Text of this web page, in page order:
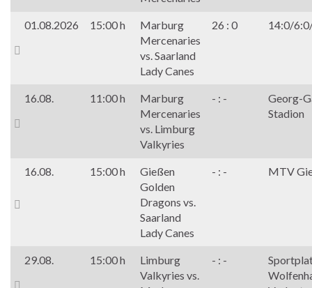
01.08.2026 15:00 h
Marburg
Mercenaries
vs. Saarland
Lady Canes
26 : 0 14:0/
16.08. 11:00 h
Marburg
Mercenaries
vs. Limburg
Valkyries
- : -
Georg-
Stadion
16.08. 15:00 h
Gießen
Golden
Dragons vs.
Saarland
Lady Canes
- : - MTV
29.08. 15:00 h
Limburg
Valkyries vs.
- : -